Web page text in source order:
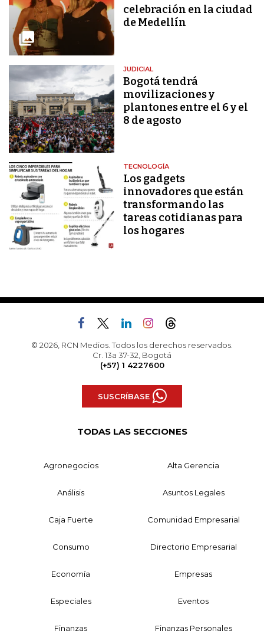
celebración en la ciudad
de Medellín
JUDICIAL
Bogotá tendrá
movilizaciones y
plantones entre el 6 y el
8 de agosto
TECNOLOGÍA
Los gadgets
innovadores que están
transformando las
tareas cotidianas para
los hogares
© 2026, RCN Medios. Todos los derechos reservados.
Cr. 13a 37-32, Bogotá
(+57) 1 4227600
SUSCRÍBASE
TODAS LAS SECCIONES
Agronegocios Alta Gerencia
Análisis Asuntos Legales
Caja Fuerte Comunidad Empresarial
Consumo Directorio Empresarial
Economía Empresas
Especiales Eventos
Finanzas Finanzas Personales